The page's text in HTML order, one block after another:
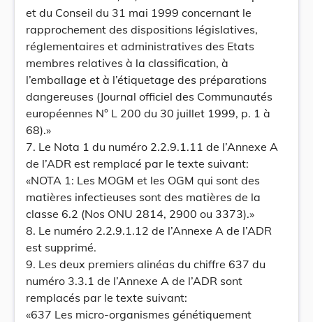
et du Conseil du 31 mai 1999 concernant le
rapprochement des dispositions législatives,
réglementaires et administratives des Etats
membres relatives à la classification, à
l’emballage et à l’étiquetage des préparations
dangereuses (Journal officiel des Communautés
européennes N° L 200 du 30 juillet 1999, p. 1 à
68).»
7. Le Nota 1 du numéro 2.2.9.1.11 de l’Annexe A
de l’ADR est remplacé par le texte suivant:
«NOTA 1: Les MOGM et les OGM qui sont des
matières infectieuses sont des matières de la
classe 6.2 (Nos ONU 2814, 2900 ou 3373).»
8. Le numéro 2.2.9.1.12 de l’Annexe A de l’ADR
est supprimé.
9. Les deux premiers alinéas du chiffre 637 du
numéro 3.3.1 de l’Annexe A de l’ADR sont
remplacés par le texte suivant:
«637 Les micro-organismes génétiquement